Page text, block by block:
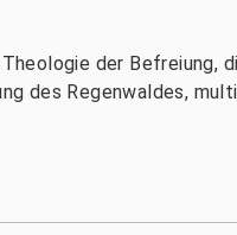
der Befreiung,
des Regenwaldes,